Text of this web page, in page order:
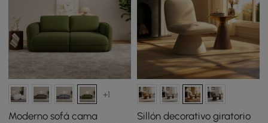
+1
Moderno sofá cama
Sillón decorativo giratorio